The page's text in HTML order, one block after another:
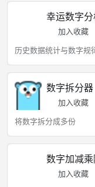
幸运数字
加入收藏
历史数据统计与数字规
数字拆分器
加入收藏
将数字拆分成多份
数字加减
加入收藏